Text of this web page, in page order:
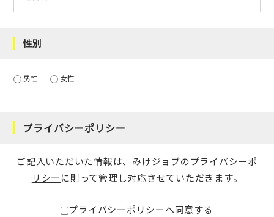
性別
男性 女性
プライバシーポリシー
ご記入いただいた情報は、みけジョブのプライバシーポ
リシー に則って管理し対応させていただきます。
プライバシーポリシーへ同意する